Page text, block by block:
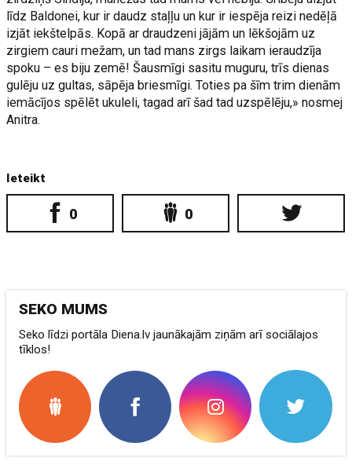
līdz Baldonei, kur ir daudz staļļu un kur ir iespēja reizi nedēļā
izjāt iekštelpās. Kopā ar draudzeni jājām un lēkšojām uz
zirgiem cauri mežam, un tad mans zirgs laikam ieraudzīja
spoku – es biju zemē! Šausmīgi sasitu muguru, trīs dienas
gulēju uz gultas, sāpēja briesmīgi. Toties pa šīm trim dienām
iemācījos spēlēt ukuleli, tagad arī šad tad uzspēlēju,» nosmej
Anitra.
Ieteikt
0 0
SEKO MUMS
Seko līdzi portāla Diena.lv jaunākajām ziņām arī sociālajos
tīklos!